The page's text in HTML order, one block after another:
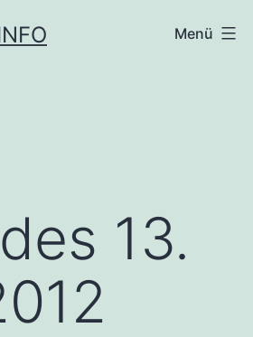
Menü
13.